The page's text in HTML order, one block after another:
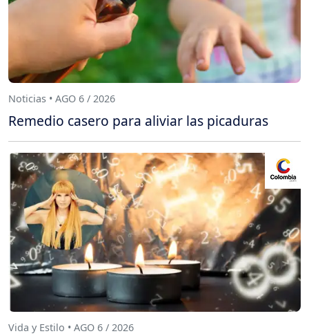
Noticias • AGO 6 / 2026
Remedio casero para aliviar las picaduras
Vida y Estilo • AGO 6 / 2026